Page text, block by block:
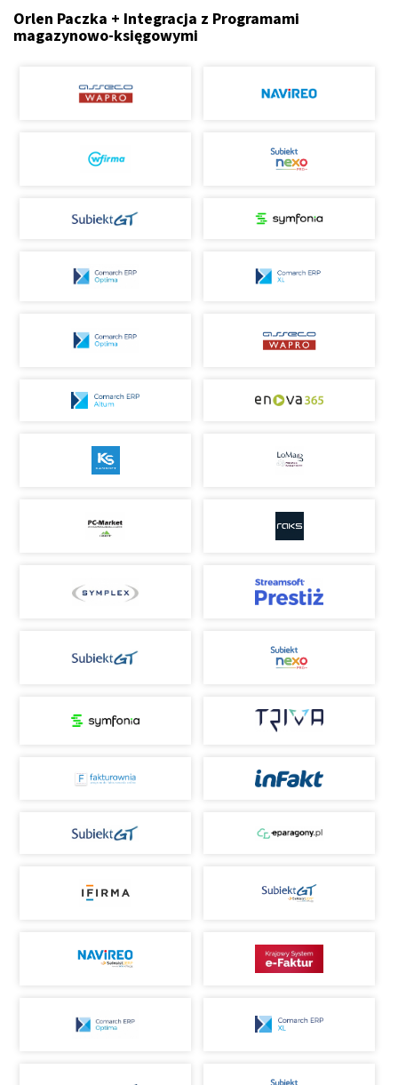
Orlen Paczka + Integracja z Programami
magazynowo-księgowymi